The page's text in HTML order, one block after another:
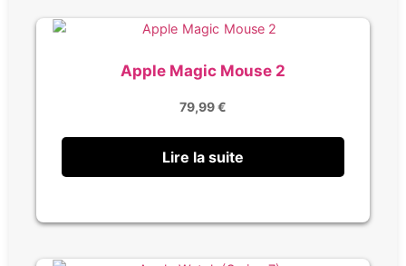
Apple Magic Mouse 2
79,99€
Lire la suite